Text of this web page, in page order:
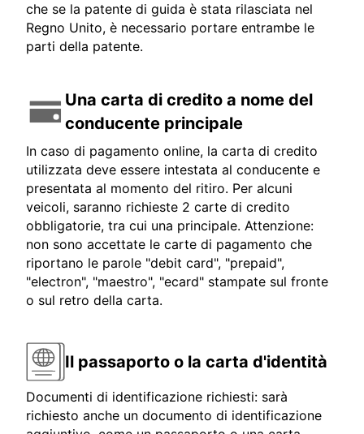
che se la patente di guida è stata rilasciata nel
Regno Unito, è necessario portare entrambe le
parti della patente.
Una carta di credito a nome del
conducente principale
In caso di pagamento online, la carta di credito
utilizzata deve essere intestata al conducente e
presentata al momento del ritiro. Per alcuni
veicoli, saranno richieste 2 carte di credito
obbligatorie, tra cui una principale. Attenzione:
non sono accettate le carte di pagamento che
riportano le parole "debit card", "prepaid",
"electron", "maestro", "ecard" stampate sul fronte
o sul retro della carta.
Il passaporto o la carta d'identità
Documenti di identificazione richiesti: sarà
richiesto anche un documento di identificazione